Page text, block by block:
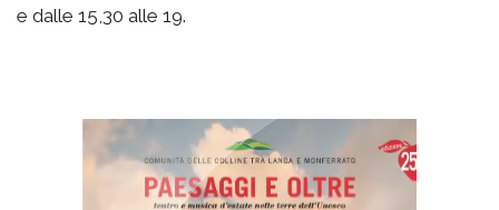
e dalle 15,30 alle 19.